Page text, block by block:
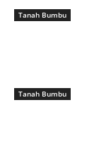
Tanah Bumbu
Tanah Bumbu